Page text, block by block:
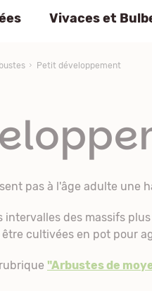
Vivaces et
Petit développement
pas à l'âge adulte une
des massifs
cultivées en pot pour
"Arbustes de